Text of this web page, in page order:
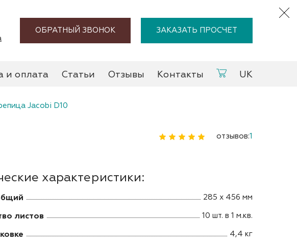
ОБРАТНЫЙ ЗВОНОК ЗАКАЗАТЬ ПРОСЧЕТ
и оплата Статьи Отзывы Контакты UK
Jacobi D10
отзывов:1
характеристики:
285 х 456 мм
листов 10 шт. в 1 м.кв.
4,4 кг